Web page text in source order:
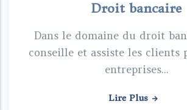
Droit bancaire
Dans le domaine du droit
conseille et assiste les clients
entreprises...
Lire Plus